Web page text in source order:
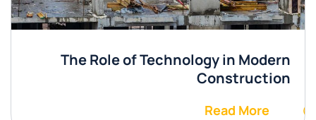
The Role of Technology in Modern
Construction
Read More